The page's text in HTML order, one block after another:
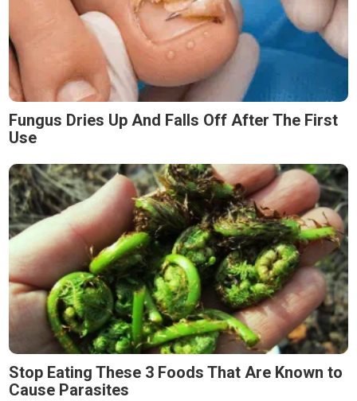
Fungus Dries Up And Falls Off After The First
Use
Stop Eating These 3 Foods That Are Known to
Cause Parasites